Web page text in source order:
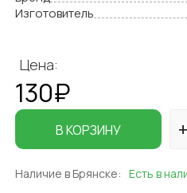
Изготовитель
Цена:
130₽
В КОРЗИНУ
Наличие в Брянске: Есть в